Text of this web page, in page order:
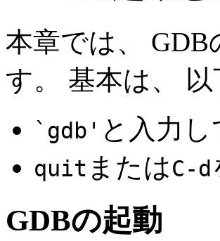
本章では、
す。 基本は、
`gdb' と入力
quit またはC-d
GDBの起動